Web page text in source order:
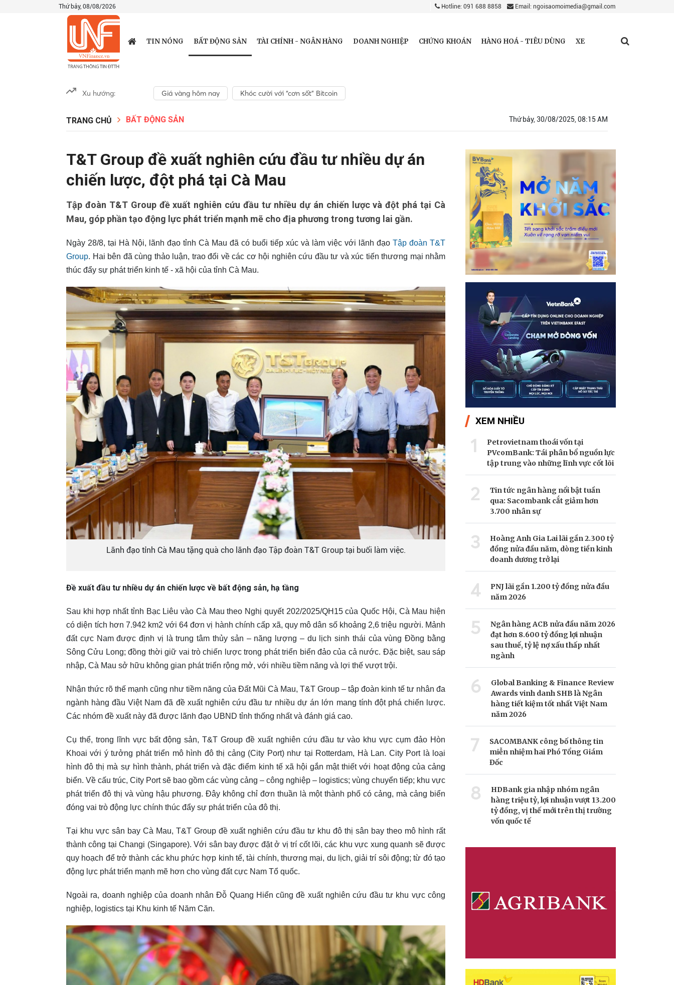
Thứ bảy, 08/08/2026 Hotline: 091 688 8858 Email: ngoisaomoimedia@gmail.com
TIN NÓNG BẤT ĐỘNG SẢN TÀI CHÍNH - NGÂN HÀNG DOANH NGHIỆP CHỨNG KHOÁN HÀNG HOÁ - TIÊU DÙNG XE
Xu hướng: Giá vàng hôm nay Khóc cười với “cơn sốt” Bitcoin
TRANG CHỦ BẤT ĐỘNG SẢN Thứ bảy, 30/08/2025, 08:15 AM
T&T Group đề xuất nghiên cứu đầu tư nhiều dự án
chiến lược, đột phá tại Cà Mau
Tập đoàn T&T Group đề xuất nghiên cứu đầu tư nhiều dự án chiến lược và đột phá tại Cà
Mau, góp phần tạo động lực phát triển mạnh mẽ cho địa phương trong tương lai gần.
Ngày 28/8, tại Hà Nội, lãnh đạo tỉnh Cà Mau đã có buổi tiếp xúc và làm việc với lãnh đạo Tập đoàn T&T
Group. Hai bên đã cùng thảo luận, trao đổi về các cơ hội nghiên cứu đầu tư và xúc tiến thương mại nhằm
thúc đẩy sự phát triển kinh tế - xã hội của tỉnh Cà Mau.
Lãnh đạo tỉnh Cà Mau tặng quà cho lãnh đạo Tập đoàn T&T Group tại buổi làm việc.
Đề xuất đầu tư nhiều dự án chiến lược về bất động sản, hạ tầng
Sau khi hợp nhất tỉnh Bạc Liêu vào Cà Mau theo Nghị quyết 202/2025/QH15 của Quốc Hội, Cà Mau hiện
có diện tích hơn 7.942 km2 với 64 đơn vị hành chính cấp xã, quy mô dân số khoảng 2,6 triệu người. Mảnh
đất cực Nam được định vị là trung tâm thủy sản – năng lượng – du lịch sinh thái của vùng Đồng bằng
Sông Cửu Long; đồng thời giữ vai trò chiến lược trong phát triển biển đảo của cả nước. Đặc biệt, sau sáp
nhập, Cà Mau sở hữu không gian phát triển rộng mở, với nhiều tiềm năng và lợi thế vượt trội.
Nhận thức rõ thế mạnh cũng như tiềm năng của Đất Mũi Cà Mau, T&T Group – tập đoàn kinh tế tư nhân đa
ngành hàng đầu Việt Nam đã đề xuất nghiên cứu đầu tư nhiều dự án lớn mang tính đột phá chiến lược.
Các nhóm đề xuất này đã được lãnh đạo UBND tỉnh thống nhất và đánh giá cao.
Cụ thể, trong lĩnh vực bất động sản, T&T Group đề xuất nghiên cứu đầu tư vào khu vực cụm đảo Hòn
Khoai với ý tưởng phát triển mô hình đô thị cảng (City Port) như tại Rotterdam, Hà Lan. City Port là loại
hình đô thị mà sự hình thành, phát triển và đặc điểm kinh tế xã hội gắn mật thiết với hoạt động của cảng
biển. Về cấu trúc, City Port sẽ bao gồm các vùng cảng – công nghiệp – logistics; vùng chuyển tiếp; khu vực
phát triển đô thị và vùng hậu phương. Đây không chỉ đơn thuần là một thành phố có cảng, mà cảng biển
đóng vai trò động lực chính thúc đẩy sự phát triển của đô thị.
Tại khu vực sân bay Cà Mau, T&T Group đề xuất nghiên cứu đầu tư khu đô thị sân bay theo mô hình rất
thành công tại Changi (Singapore). Với sân bay được đặt ở vị trí cốt lõi, các khu vực xung quanh sẽ được
quy hoạch để trở thành các khu phức hợp kinh tế, tài chính, thương mại, du lịch, giải trí sôi động; từ đó tạo
động lực phát triển mạnh mẽ hơn cho vùng đất cực Nam Tổ quốc.
Ngoài ra, doanh nghiệp của doanh nhân Đỗ Quang Hiển cũng đề xuất nghiên cứu đầu tư khu vực công
nghiệp, logistics tại Khu kinh tế Năm Căn.
XEM NHIỀU
1
Petrovietnam thoái vốn tại
PVcomBank: Tái phân bổ nguồn lực
tập trung vào những lĩnh vực cốt lõi
2
Tin tức ngân hàng nổi bật tuần
qua: Sacombank cắt giảm hơn
3.700 nhân sự
3
Hoàng Anh Gia Lai lãi gần 2.300 tỷ
đồng nửa đầu năm, dòng tiền kinh
doanh dương trở lại
4
PNJ lãi gần 1.200 tỷ đồng nửa đầu
năm 2026
5
Ngân hàng ACB nửa đầu năm 2026
đạt hơn 8.600 tỷ đồng lợi nhuận
sau thuế, tỷ lệ nợ xấu thấp nhất
ngành
6
Global Banking & Finance Review
Awards vinh danh SHB là Ngân
hàng tiết kiệm tốt nhất Việt Nam
năm 2026
7
SACOMBANK công bố thông tin
miễn nhiệm hai Phó Tổng Giám
Đốc
8
HDBank gia nhập nhóm ngân
hàng triệu tỷ, lợi nhuận vượt 13.200
tỷ đồng, vị thế mới trên thị trường
vốn quốc tế